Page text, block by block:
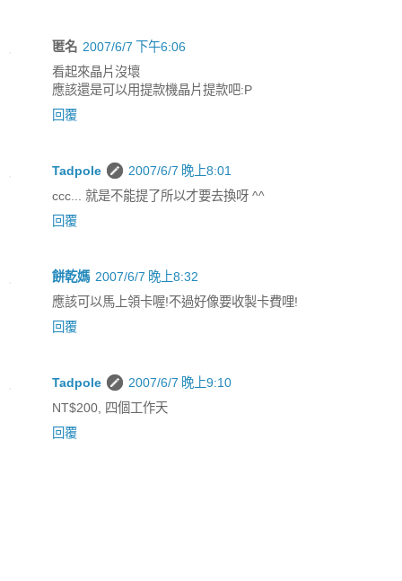
匿名 2007/6/7 下午6:06
看起來晶片沒壞
應該還是可以用提款機晶片提款吧:P
回覆
Tadpole
2007/6/7 晚上8:01
ccc... 就是不能提了所以才要去換呀 ^^
回覆
餅乾媽 2007/6/7 晚上8:32
應該可以馬上領卡喔!不過好像要收製卡費哩!
回覆
Tadpole
2007/6/7 晚上9:10
NT$200, 四個工作天
回覆